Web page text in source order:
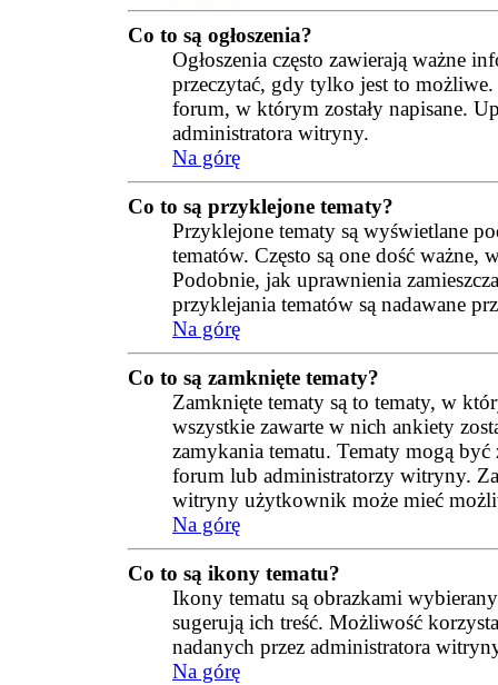
Co to są ogłoszenia?
Ogłoszenia często zawierają ważne
przeczytać, gdy tylko jest to możliwe.
forum, w którym zostały napisane.
administratora witryny.
Na górę
Co to są przyklejone tematy?
Przyklejone tematy są wyświetlane
tematów. Często są one dość
Podobnie, jak uprawnienia
przyklejania tematów są nadawane
Na górę
Co to są zamknięte tematy?
Zamknięte tematy są to tematy, w
wszystkie zawarte w nich ankiety
zamykania tematu. Tematy mogą
forum lub administratorzy witryny.
witryny użytkownik może mieć
Na górę
Co to są ikony tematu?
Ikony tematu są obrazkami
sugerują ich treść. Możliwość
nadanych przez administratora
Na górę